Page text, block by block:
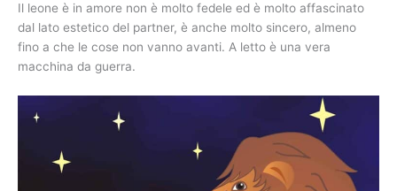
Il leone è in amore non è molto fedele ed è molto affascinato
dal lato estetico del partner, è anche molto sincero, almeno
fino a che le cose non vanno avanti. A letto è una vera
macchina da guerra.